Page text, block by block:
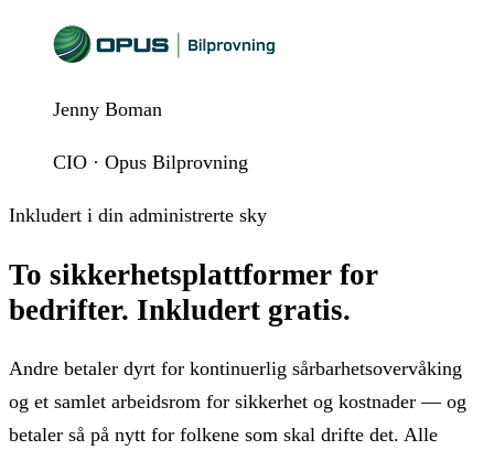
Jenny Boman
CIO · Opus Bilprovning
Inkludert i din administrerte sky
To sikkerhetsplattformer for
bedrifter. Inkludert gratis.
Andre betaler dyrt for kontinuerlig sårbarhetsovervåking
og et samlet arbeidsrom for sikkerhet og kostnader — og
betaler så på nytt for folkene som skal drifte det. Alle